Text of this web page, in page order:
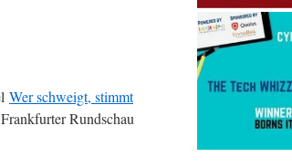
Wer schweigt, stimmt
Rundschau